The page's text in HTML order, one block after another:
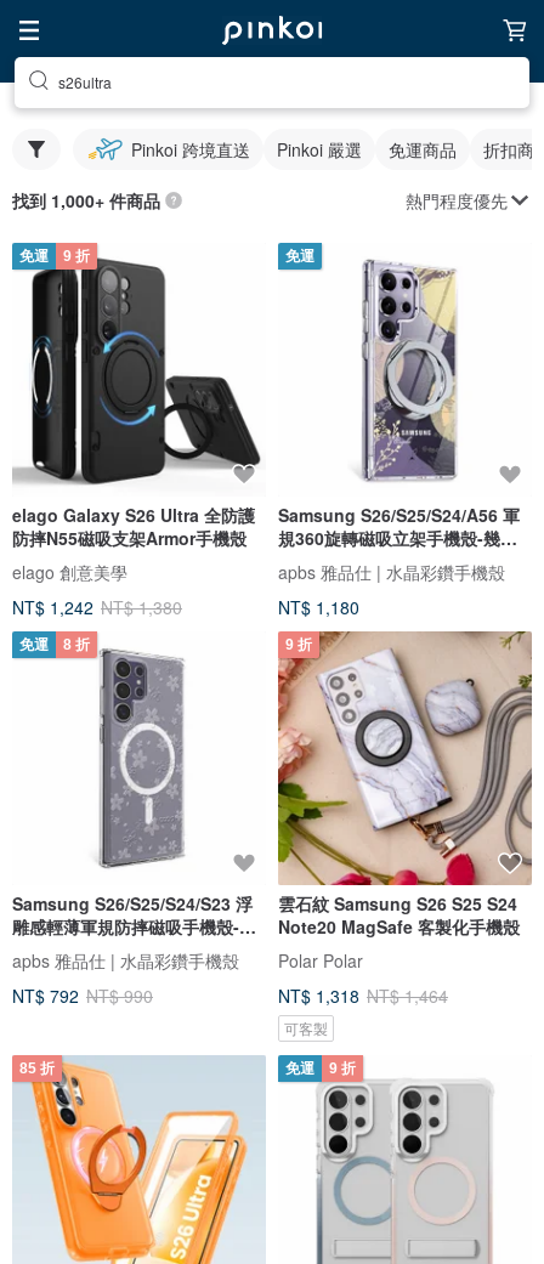
s26ultra
Pinkoi 跨境直送 Pinkoi 嚴選 免運商品 折扣商
找到 1,000+ 件商品 熱門程度優先
免運 9 折
elago Galaxy S26 Ultra 全防護
防摔N55磁吸支架Armor手機殼
elago 創意美學
NT$ 1,242 NT$ 1,380
免運
Samsung S26/S25/S24/A56 軍
規360旋轉磁吸立架手機殼-幾何
花語
apbs 雅品仕 | 水晶彩鑽手機殼
NT$ 1,180
免運 8 折
Samsung S26/S25/S24/S23 浮
雕感輕薄軍規防摔磁吸手機殼-
Sakura
apbs 雅品仕 | 水晶彩鑽手機殼
NT$ 792 NT$ 990
9 折
雲石紋 Samsung S26 S25 S24
Note20 MagSafe 客製化手機殼
Polar Polar
NT$ 1,318 NT$ 1,464
可客製
85 折 免運 9 折